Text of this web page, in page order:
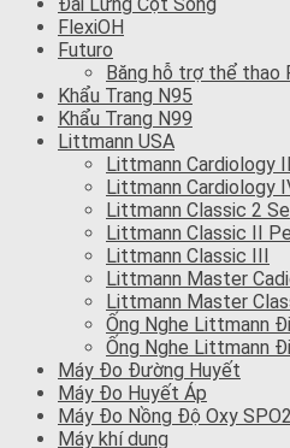
FlexiOH
Futuro
Băng hỗ trợ thể thao
Khẩu Trang N95
Khẩu Trang N99
Littmann USA
Littmann Cardiology
Littmann Cardiology
Littmann Classic 2 Se
Littmann Classic II
Littmann Classic III
Littmann Master
Littmann Master
Ống Nghe Littmann
Ống Nghe Littmann
Máy Đo Đường Huyết
Máy Đo Huyết Áp
Máy Đo Nồng Độ Oxy SPO2
Máy khí dung